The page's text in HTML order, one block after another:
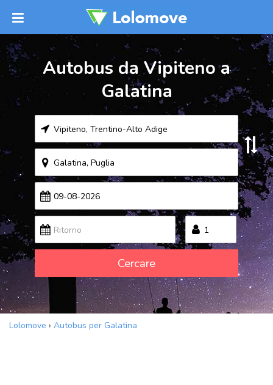
Autobus da Vipiteno a
Galatina
Cercare
Lolomove › Autobus per Galatina